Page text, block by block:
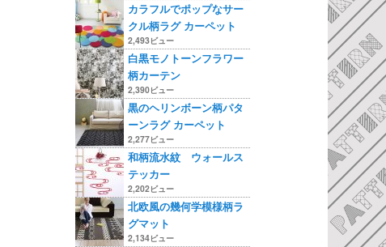
カラフルでポップなサー
クル柄ラグ カーペット
2,493ビュー
白黒モノトーンフラワー
柄カーテン
2,390ビュー
黒のヘリンボーン柄パタ
ーンラグ カーペット
2,277ビュー
和柄流水紋 ウォールス
テッカー
2,202ビュー
北欧風の幾何学模様柄ラ
グマット
2,134ビュー